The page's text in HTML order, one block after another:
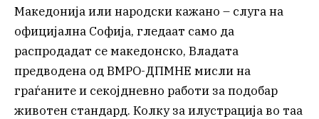
Македонија или народски кажано – слуга на
официјална Софија, гледаат само да
распродадат се македонско, Владата
предводена од ВМРО-ДПМНЕ мисли на
граѓаните и секојдневно работи за подобар
животен стандард. Колку за илустрација во таа